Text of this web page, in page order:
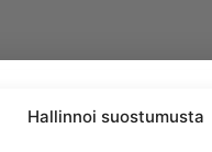
Hallinnoi suostumusta